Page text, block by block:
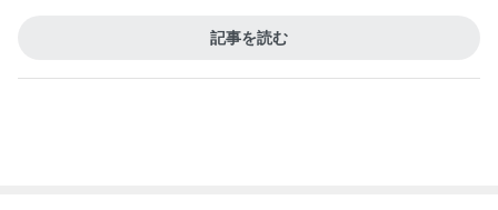
記事を読む